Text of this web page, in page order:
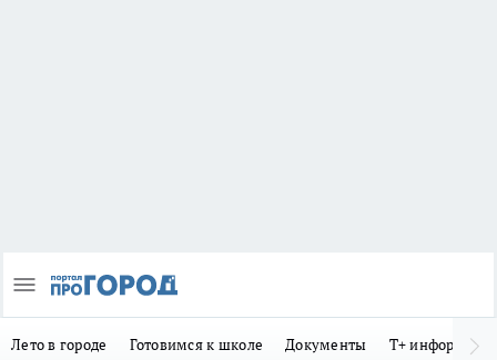
Лето в городе Готовимся к школе Документы Т+